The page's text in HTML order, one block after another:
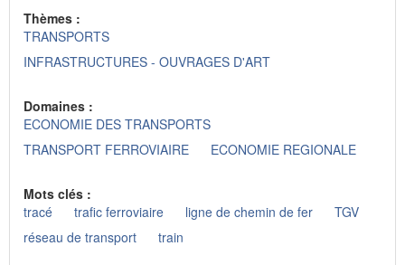
Thèmes :
TRANSPORTS
INFRASTRUCTURES - OUVRAGES D'ART
Domaines :
ECONOMIE DES TRANSPORTS
TRANSPORT FERROVIAIRE
ECONOMIE REGIONALE
Mots clés :
tracé
trafic ferroviaire ligne de chemin de fer
TGV
réseau de transport
train